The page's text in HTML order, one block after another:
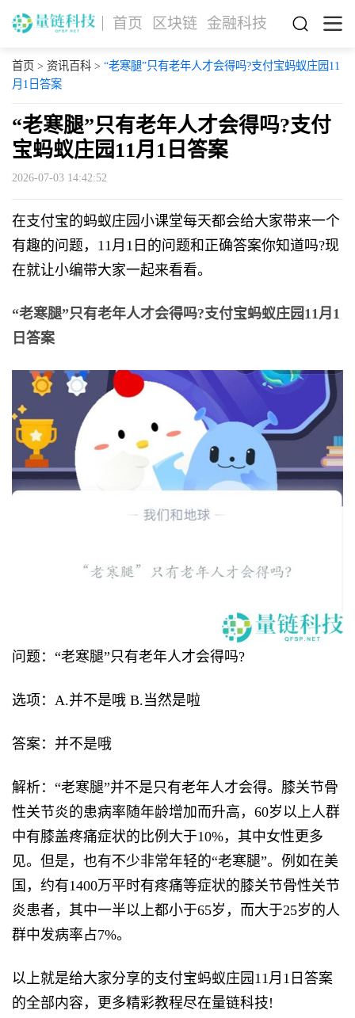
首页 区块链 金融科技
首页 > 资讯百科> “老寒腿”只有老年人才会得吗?支付宝蚂蚁庄园11
月1日答案
“老寒腿”只有老年人才会得吗?支付
宝蚂蚁庄园11月1日答案
2026-07-03 14:42:52
在支付宝的蚂蚁庄园小课堂每天都会给大家带来一个
有趣的问题，11月1日的问题和正确答案你知道吗?现
在就让小编带大家一起来看看。
“老寒腿”只有老年人才会得吗?支付宝蚂蚁庄园11月1
日答案
问题：“老寒腿”只有老年人才会得吗?
选项：A.并不是哦 B.当然是啦
答案：并不是哦
解析：“老寒腿”并不是只有老年人才会得。膝关节骨
性关节炎的患病率随年龄增加而升高，60岁以上人群
中有膝盖疼痛症状的比例大于10%，其中女性更多
见。但是，也有不少非常年轻的“老寒腿”。例如在美
国，约有1400万平时有疼痛等症状的膝关节骨性关节
炎患者，其中一半以上都小于65岁，而大于25岁的人
群中发病率占7%。
以上就是给大家分享的支付宝蚂蚁庄园11月1日答案
的全部内容，更多精彩教程尽在量链科技!